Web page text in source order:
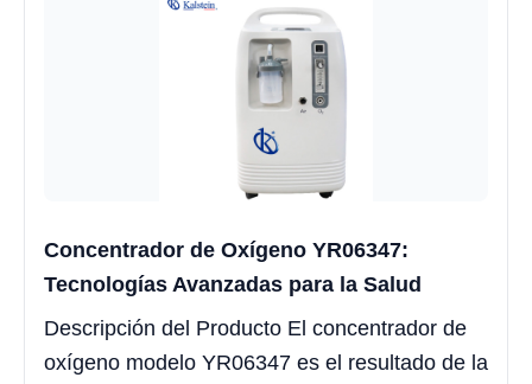
Concentrador de Oxígeno YR06347:
Tecnologías Avanzadas para la Salud
Descripción del Producto El concentrador de
oxígeno modelo YR06347 es el resultado de la